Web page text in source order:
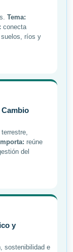
Tema:
conecta
ríos y
reúne
del
y
sostenibilidad e